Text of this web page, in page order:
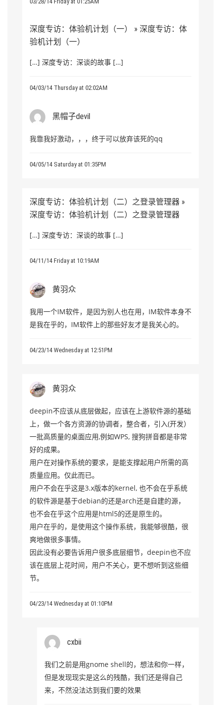
深度专访：体验机计划（一） » 深度专访：体
验机计划（一）
[…] 深度专访：深谈的故事 […]
04/03/14 Thursday at 02:02AM
黑帽子devil
我靠我好激动，，，终于可以放弃该死的qq
04/05/14 Saturday at 01:35PM
深度专访：体验机计划（二）之登录管理器 »
深度专访：体验机计划（二）之登录管理器
[…] 深度专访：深谈的故事 […]
04/11/14 Friday at 10:19AM
黄羽众
我用一个IM软件，是因为别人也在用，IM软件本身不
是我在乎的，IM软件上的那些好友才是我关心的。
04/23/14 Wednesday at 12:51PM
黄羽众
deepin不应该从底层做起，应该在上游软件源的基础
上，做一个各方资源的协调者，整合者，引入(开发）
一批高质量的桌面应用,例如WPS, 搜狗拼音都是非常
好的成果。
用户在对操作系统的要求，是能支撑起用户所需的高
质量应用。仅此而已。
用户不会在乎这是3.x版本的kernel, 也不会在乎系统
的软件源是基于debian的还是arch还是自建的源，
也不会在乎这个应用是html5的还是原生的。
用户在乎的，是使用这个操作系统，我能够很酷，很
爽地做很多事情。
因此没有必要告诉用户很多底层细节，deepin也不应
该在底层上花时间，用户不关心，更不想听到这些细
节。
04/23/14 Wednesday at 01:10PM
cxbii
我们之前是用gnome shell的，想法和你一样，
但是发现现实是这么的残酷，我们还是得自己
来，不然没法达到我们要的效果